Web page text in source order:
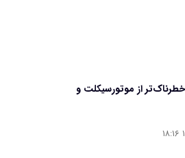
از موتورسیکلت و